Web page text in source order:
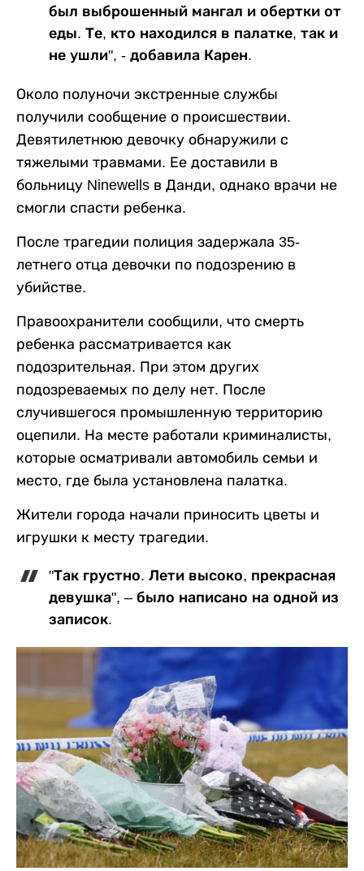
был выброшенный мангал и обертки от
еды. Те, кто находился в палатке, так и
не ушли", - добавила Карен.
Около полуночи экстренные службы
получили сообщение о происшествии.
Девятилетнюю девочку обнаружили с
тяжелыми травмами. Ее доставили в
больницу Ninewells в Данди, однако врачи не
смогли спасти ребенка.
После трагедии полиция задержала 35-
летнего отца девочки по подозрению в
убийстве.
Правоохранители сообщили, что смерть
ребенка рассматривается как
подозрительная. При этом других
подозреваемых по делу нет. После
случившегося промышленную территорию
оцепили. На месте работали криминалисты,
которые осматривали автомобиль семьи и
место, где была установлена палатка.
Жители города начали приносить цветы и
игрушки к месту трагедии.
"Так грустно. Лети высоко, прекрасная
девушка", – было написано на одной из
записок.